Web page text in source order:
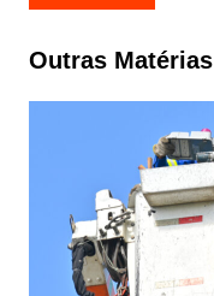
de
Post
Outras Matérias